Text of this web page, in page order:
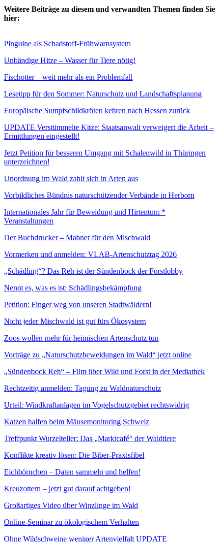
Weitere Beiträge zu diesem und verwandten Themen finden Sie
hier:
Pinguine als Schadstoff-Frühwarnsystem
Unbändige Hitze – Wasser für Tiere nötig!
Fischotter – weit mehr als ein Problemfall
Lesetipp für den Sommer: Naturschutz und Landschaftsplanung
Europäische Sumpfschildkröten kehren nach Hessen zurück
UPDATE Verstümmelte Kitze: Staatsanwalt verweigert die Arbeit –
Ermittlungen eingestellt!
Jetzt Petition für besseren Umgang mit Schalenwild in Thüringen
unterzeichnen!
Unordnung im Wald zahlt sich in Arten aus
Vorbildliches Bündnis naturschützender Verbände in Herborn
Internationales Jahr für Beweidung und Hirtentum *
Veranstaltungen
Der Buchdrucker – Mahner für den Mischwald
Vormerken und anmelden: VLAB-Artenschutztag 2026
„Schädling“? Das Reh ist der Sündenbock der Forstlobby
Nennt es, was es ist: Schädlingsbekämpfung
Petition: Finger weg von unseren Stadtwäldern!
Nicht jeder Mischwald ist gut fürs Ökosystem
Zoos wollen mehr für heimischen Artenschutz tun
Vorträge zu „Naturschutzbeweidungen im Wald“ jetzt online
„Sündenbock Reh“ – Film über Wild und Forst in der Mediathek
Rechtzeitig anmelden: Tagung zu Waldnaturschutz
Urteil: Windkraftanlagen im Vogelschutzgebiet rechtswidrig
Katzen halfen beim Mäusemonitoring Schweiz
Treffpunkt Wurzelteller: Das „Marktcafé“ der Waldtiere
Konflikte kreativ lösen: Die Biber-Praxisfibel
Eichhörnchen – Daten sammeln und helfen!
Kreuzottern – jetzt gut darauf achtgeben!
Großartiges Video über Winzlinge im Wald
Online-Seminar zu ökologischem Verhalten
Ohne Wildschweine weniger Artenvielfalt UPDATE